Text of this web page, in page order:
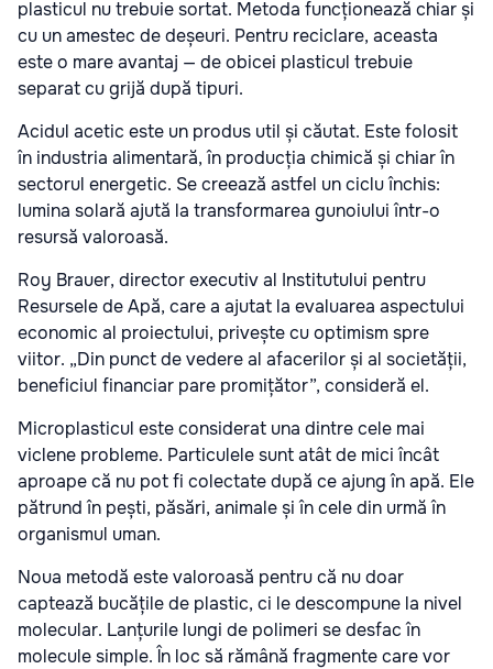
plasticul nu trebuie sortat. Metoda funcționează chiar și
cu un amestec de deșeuri. Pentru reciclare, aceasta
este o mare avantaj — de obicei plasticul trebuie
separat cu grijă după tipuri.
Acidul acetic este un produs util și căutat. Este folosit
în industria alimentară, în producția chimică și chiar în
sectorul energetic. Se creează astfel un ciclu închis:
lumina solară ajută la transformarea gunoiului într-o
resursă valoroasă.
Roy Brauer, director executiv al Institutului pentru
Resursele de Apă, care a ajutat la evaluarea aspectului
economic al proiectului, privește cu optimism spre
viitor. „Din punct de vedere al afacerilor și al societății,
beneficiul financiar pare promițător”, consideră el.
Microplasticul este considerat una dintre cele mai
viclene probleme. Particulele sunt atât de mici încât
aproape că nu pot fi colectate după ce ajung în apă. Ele
pătrund în pești, păsări, animale și în cele din urmă în
organismul uman.
Noua metodă este valoroasă pentru că nu doar
captează bucățile de plastic, ci le descompune la nivel
molecular. Lanțurile lungi de polimeri se desfac în
molecule simple. În loc să rămână fragmente care vor